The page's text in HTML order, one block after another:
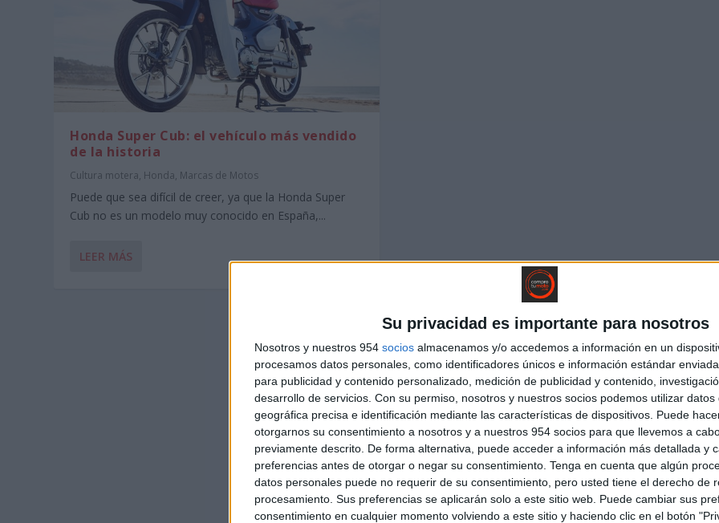
Su privacidad es importante para nosotros
Nosotros y nuestros 954 socios almacenamos y/o accedemos a información en un
procesamos datos personales, como identificadores únicos e información estándar
para publicidad y contenido personalizado, medición de publicidad y contenido,
desarrollo de servicios. Con su permiso, nosotros y nuestros socios podemos utilizar datos
geográfica precisa e identificación mediante las características de dispositivos. Puede
otorgarnos su consentimiento a nosotros y a nuestros 954 socios para que llevemos a
previamente descrito. De forma alternativa, puede acceder a información más detallada y
preferencias antes de otorgar o negar su consentimiento. Tenga en cuenta que algún
datos personales puede no requerir de su consentimiento, pero usted tiene el derecho de
procesamiento. Sus preferencias se aplicarán solo a este sitio web. Puede cambiar sus
consentimiento en cualquier momento volviendo a este sitio y haciendo clic en el botón
Honda Super Cub: el vehículo más vendido
de la historia
Cultura motera, Honda, Marcas de Motos
Puede que sea difícil de creer, ya que la Honda Super
Cub no es un modelo muy conocido en España,...
LEER MÁS